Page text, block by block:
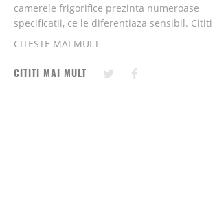
camerele frigorifice prezinta numeroase
specificatii, ce le diferentiaza sensibil. Cititi
mai departe pentru a afla mai multe detalii
despre cel mai potrivit model de camera
frigorifica pentru nevoile dvs.......
CITESTE MAI MULT
CITITI MAI MULT